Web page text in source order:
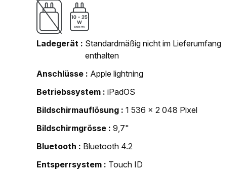
Ladegerät
Standardmäßig nicht im Lieferumfang
enthalten
Anschlüsse
Apple lightning
Betriebssystem
iPadOS
Bildschirmauflösung
1 536 x 2 048 Pixel
Bildschirmgrösse
9,7"
Bluetooth
Bluetooth 4.2
Entsperrsystem
Touch ID